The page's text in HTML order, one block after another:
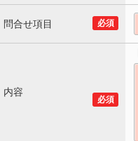
必須
問合せ項目
必須
内容